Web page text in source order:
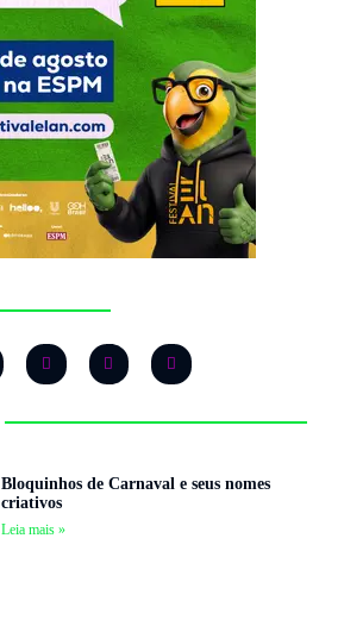
Bloquinhos de Carnaval e seus nomes
criativos
Leia mais »